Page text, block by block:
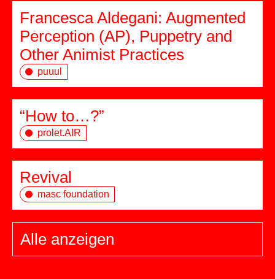
Francesca Aldegani: Augmented
Perception (AP), Puppetry and
Other Animist Practices
puuul
“How to…?”
prolet.AIR
Revival
masc foundation
Alle anzeigen